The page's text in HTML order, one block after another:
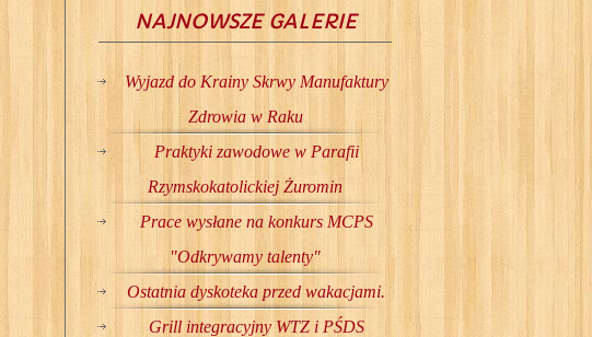
NAJNOWSZE GALERIE
Wyjazd do Krainy Skrwy Manufaktury
Zdrowia w Raku
Praktyki zawodowe w Parafii
Rzymskokatolickiej Żuromin
Prace wysłane na konkurs MCPS
"Odkrywamy talenty"
Ostatnia dyskoteka przed wakacjami.
Grill integracyjny WTZ i PŚDS